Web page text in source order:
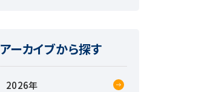
アーカイブから探す
2026